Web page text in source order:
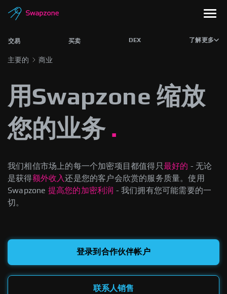
交易 买卖 DEX 了解更多
主要的 商业
用Swapzone 缩放
您的业务
我们相信市场上的每一个加密项目都值得 只最好的 - 无论
是获得额外收入还是您的客户会欣赏的服务质量。使用
Swapzone 提高您的加密利润 - 我们拥有您可能需要的一
切。
登录到合作伙伴帐户
联系人销售